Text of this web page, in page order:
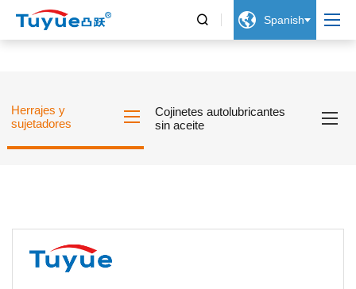
  Spanish
Herrajes y
sujetadores
Cojinetes autolubricantes
sin aceite